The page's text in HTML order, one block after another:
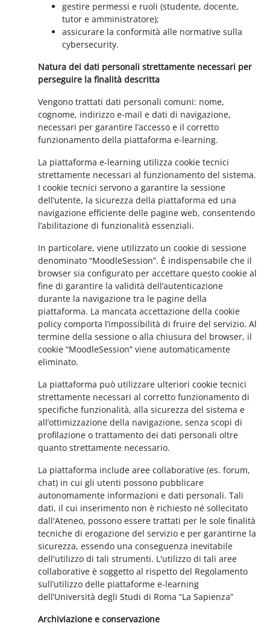
gestire permessi e ruoli (studente, docente,
tutor e amministratore);
assicurare la conformità alle normative sulla
cybersecurity.
Natura dei dati personali strettamente necessari per
perseguire la finalità descritta
Vengono trattati dati personali comuni: nome,
cognome, indirizzo e-mail e dati di navigazione,
necessari per garantire l’accesso e il corretto
funzionamento della piattaforma e-learning.
La piattaforma e-learning utilizza cookie tecnici
strettamente necessari al funzionamento del sistema.
I cookie tecnici servono a garantire la sessione
dell’utente, la sicurezza della piattaforma ed una
navigazione efficiente delle pagine web, consentendo
l’abilitazione di funzionalità essenziali.
In particolare, viene utilizzato un cookie di sessione
denominato “MoodleSession”. È indispensabile che il
browser sia configurato per accettare questo cookie al
fine di garantire la validità dell’autenticazione
durante la navigazione tra le pagine della
piattaforma. La mancata accettazione della cookie
policy comporta l’impossibilità di fruire del servizio. Al
termine della sessione o alla chiusura del browser, il
cookie “MoodleSession” viene automaticamente
eliminato.
La piattaforma può utilizzare ulteriori cookie tecnici
strettamente necessari al corretto funzionamento di
specifiche funzionalità, alla sicurezza del sistema e
all’ottimizzazione della navigazione, senza scopi di
profilazione o trattamento dei dati personali oltre
quanto strettamente necessario.
La piattaforma include aree collaborative (es. forum,
chat) in cui gli utenti possono pubblicare
autonomamente informazioni e dati personali. Tali
dati, il cui inserimento non è richiesto né sollecitato
dall'Ateneo, possono essere trattati per le sole finalità
tecniche di erogazione del servizio e per garantirne la
sicurezza, essendo una conseguenza inevitabile
dell'utilizzo di tali strumenti. L'utilizzo di tali aree
collaborative è soggetto al rispetto del Regolamento
sull’utilizzo delle piattaforme e-learning
dell’Università degli Studi di Roma “La Sapienza”
Archiviazione e conservazione